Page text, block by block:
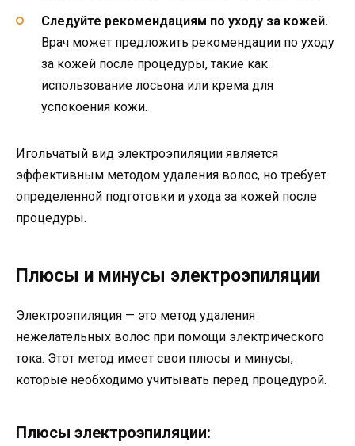
Следуйте рекомендациям по уходу за кожей.
Врач может предложить рекомендации по уходу
за кожей после процедуры, такие как
использование лосьона или крема для
успокоения кожи.
Игольчатый вид электроэпиляции является
эффективным методом удаления волос, но требует
определенной подготовки и ухода за кожей после
процедуры.
Плюсы и минусы электроэпиляции
Электроэпиляция — это метод удаления
нежелательных волос при помощи электрического
тока. Этот метод имеет свои плюсы и минусы,
которые необходимо учитывать перед процедурой.
Плюсы электроэпиляции: